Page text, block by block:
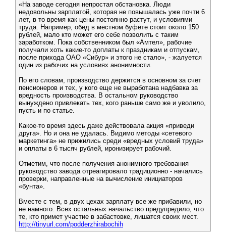
«На заводе сегодня непростая обстановка. Люди
недовольны зарплатой, которая не повышалась уже почти 6
лет, в то время как цены постоянно растут, и условиями
труда. Например, обед в местном буфете стоит около 150
рублей, мало кто может его себе позволить с таким
заработком. Пока собственником был «Амтел», рабочие
получали хоть какие-то доплаты к праздникам и отпускам,
после прихода ОАО «Сибур» и этого не стало», - жалуется
один из рабочих на условиях анонимности.
По его словам, производство держится в основном за счет
пенсионеров и тех, у кого еще не выработана надбавка за
вредность производства. В остальном руководство
вынуждено привлекать тех, кого раньше само же и уволило,
пусть и по статье.
Какое-то время здесь даже действовала акция «приведи
друга». Но и она не удалась. Видимо методы «сетевого
маркетинга» не прижились среди «вредных условий труда»
и оплаты в 6 тысяч рублей, иронизирует рабочий.
Отметим, что после получения анонимного требования
руководство завода отреагировало традиционно - начались
проверки, направленные на вычисление инициаторов
«бунта».
Вместе с тем, в двух цехах зарплату все же прибавили, но
не намного. Всех остальных начальство предупредило, что
те, кто примет участие в забастовке, лишатся своих мест.
http://tinyurl.com/podderzhirabochih